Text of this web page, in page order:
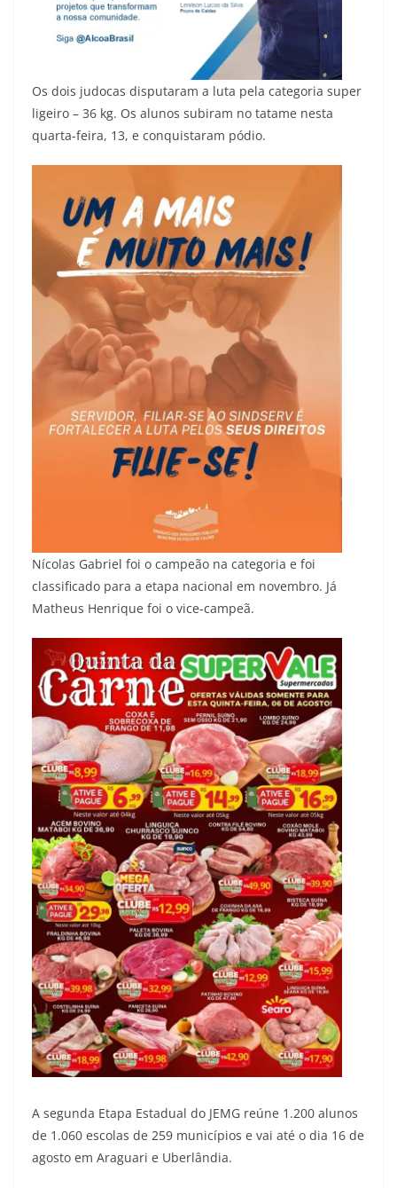
Os dois judocas disputaram a luta pela categoria super
ligeiro – 36 kg. Os alunos subiram no tatame nesta
quarta-feira, 13, e conquistaram pódio.
Nícolas Gabriel foi o campeão na categoria e foi
classificado para a etapa nacional em novembro. Já
Matheus Henrique foi o vice-campeã.
A segunda Etapa Estadual do JEMG reúne 1.200 alunos
de 1.060 escolas de 259 municípios e vai até o dia 16 de
agosto em Araguari e Uberlândia.